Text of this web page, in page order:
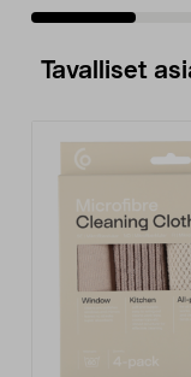
Tavalliset